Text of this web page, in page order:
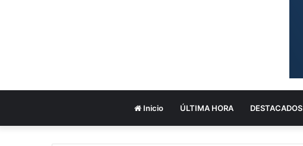
Inicio ÚLTIMA HORA DESTACADOS